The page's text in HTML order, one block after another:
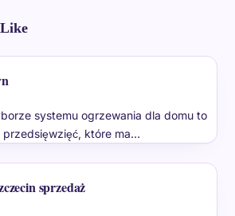
systemu ogrzewania dla domu to
które ma…
sprzedaż